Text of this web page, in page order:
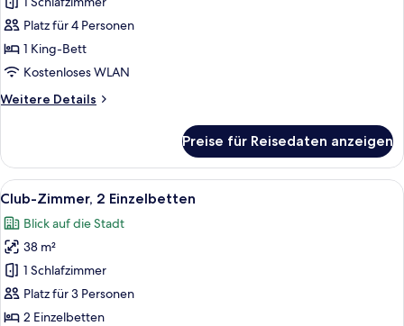
King
(JRRC)
anzeigen
Platz für 4 Personen
1 King-Bett
Kostenloses WLAN
Weitere Details
Weitere
Suite
King
(JRRC)
Preise für Reisedaten anzeigen
Alle
Fotos
für
Club-
Zimmer,
2 Einzelbetten
anzeigen
Ein Hotelzimmer mit zwei Betten,
6
Club-Zimmer, 2 Einzelbetten
Blick auf die Stadt
38 m²
1 Schlafzimmer
Platz für 3 Personen
2 Einzelbetten